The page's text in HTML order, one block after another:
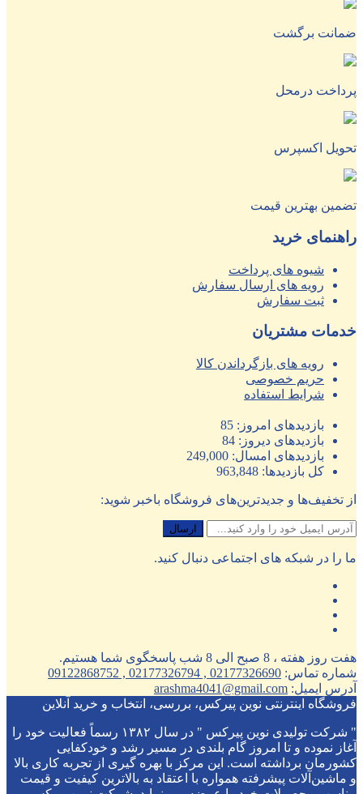
ضمانت برگشت
پرداخت درمحل
تحویل اکسپرس
تضمین بهترین قیمت
راهنمای خرید
شیوه های پرداخت
رویه های ارسال سفارش
ثبت سفارش
خدمات مشتریان
رویه های بازگرداندن کالا
حریم خصوصی
شرایط استفاده
بازدیدهای امروز: 85
بازدیدهای دیروز: 84
بازدیدهای امسال: 249,000
کل بازدیدها: 963,848
از تخفیف‌ها و جدیدترین‌های فروشگاه باخبر شوید:
ما را در شبکه های اجتماعی دنبال کنید.
هفت روز هفته ، 8 صبح الی 8 شب پاسخگوی شما هستیم.
شماره تماس: 02177326690 , 02177326794 , 09122868752
آدرس ایمیل: arashma4041@gmail.com
فروشگاه اینترنتی نوین پیرکس، بررسی، انتخاب و خرید آنلاین
" شرکت تولیدی نوین پیرکس " در سال ۱۳۸۲ رسماً فعالیت خود را
آغاز نموده و تا امروز گام بلندی در مسیر رشد و خودکفایی
کشورمان برداشته است. این مرکز با بهره گیری از تجربه کاری بالا
و ماشین‌آلات پیشرفته همواره با اعتقاد به بالاترین کیفیت و قیمت